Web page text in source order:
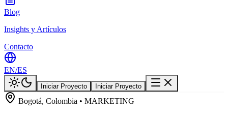
Blog
Insights y Artículos
Contacto
EN/ES
Iniciar Proyecto Iniciar Proyecto
Bogotá, Colombia • MARKETING